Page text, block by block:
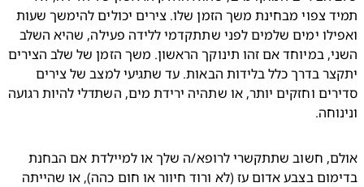
תמיד צפוי מבחינת משך הזמן שלו. צירים יכולים להימשך שעות
ואפילו ימים שלמים לפני שתתקדמי ללידה פעילה, שהיא השלב
השני, במיוחד אם זהו תינוקך הראשון. משך הזמן של שלב הצירים
יתקצר בדרך כלל בלידות הבאות. עד שתגיעי למצב של צירים
סדירים וחזקים יותר, או שתהיה ירידת מים, השתדלי להיות רגועה
אולם, חשוב שתתקשרי לרופא/ה שלך או למיילדת אם הבחנת
בדימום בצבע אדום עז (לא ורוד חיוור או חום כהה), או שהייתה